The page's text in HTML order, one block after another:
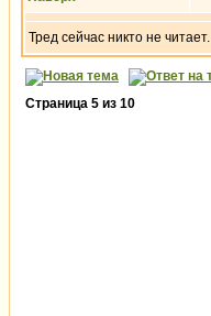
Тред сейчас никто не читает.
Страница 5 из 10